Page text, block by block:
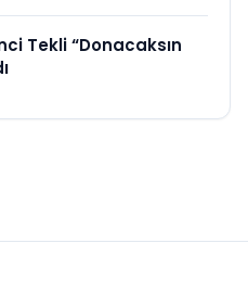
Tekli “Donacaksın